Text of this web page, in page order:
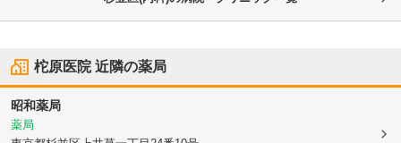
柁原医院近隣の薬局
昭和薬局
薬局